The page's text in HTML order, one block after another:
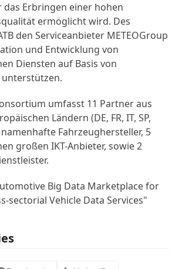
Erbringen einer hohen
ermöglicht wird. Des
den Serviceanbieter METEOGroup
und Entwicklung von
Diensten auf Basis von
umfasst 11 Partner aus
Ländern (DE, FR, IT, SP,
Fahrzeughersteller, 5
großen IKT-Anbieter, sowie 2
Big Data Marketplace for
sectorial Vehicle Data Services"